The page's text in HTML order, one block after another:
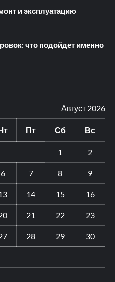
и эксплуатацию
что подойдет именно
Август 2026
Пт Сб Вс
1 2
6 7 8 9
14 15 16
21 22 23
28 29 30